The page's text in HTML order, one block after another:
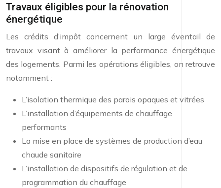
Travaux éligibles pour la rénovation
énergétique
Les crédits d’impôt concernent un large éventail de
travaux visant à améliorer la performance énergétique
des logements. Parmi les opérations éligibles, on retrouve
notamment :
L’isolation thermique des parois opaques et vitrées
L’installation d’équipements de chauffage
performants
La mise en place de systèmes de production d’eau
chaude sanitaire
L’installation de dispositifs de régulation et de
programmation du chauffage